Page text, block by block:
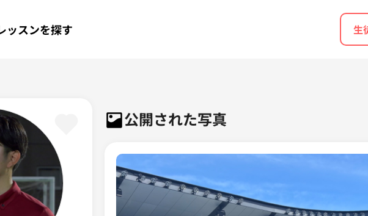
ッスンを探す 生
公開された写真